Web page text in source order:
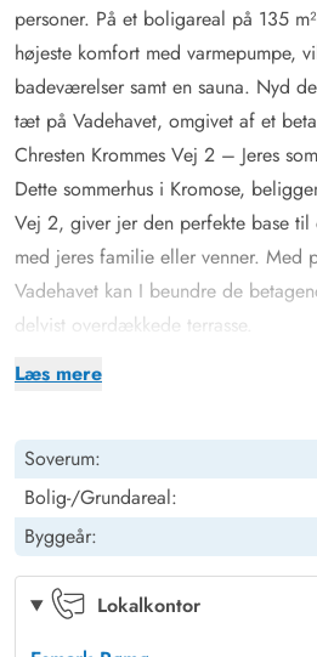
Læs mere
personer. På et boligareal på 135
højeste komfort med varmepumpe,
badeværelser samt en sauna. Nyd
tæt på Vadehavet, omgivet af et
Chresten Krommes Vej 2 – Jeres
Dette sommerhus i Kromose,
Vej 2, giver jer den perfekte base
med jeres familie eller venner. Med
Vadehavet kan I beundre de
delvist overdækkede terrasse.
Faciliteterne lever op til alle
stunder og et vildmarksbad
velvære. Den udendørs bruser giver
efter en dag på den nærliggende
kun ligger 200 meter væk. Her
naturen viser sig.
Soverum:
Bolig-/Grundareal:
Byggeår:
Lokalkontor